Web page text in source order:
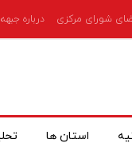
شورای مرکزی درباره
استان ها